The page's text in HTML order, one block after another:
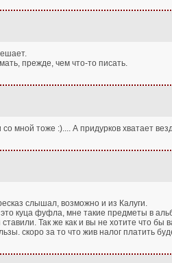
прежде, чем что-то писать.
мной тоже :).... А придурков хватает
слышал, возможно и из Калуги.
куца фуфла, мне такие предметы в
Так же как и вы не хотите что
скоро за то что жив налог платить